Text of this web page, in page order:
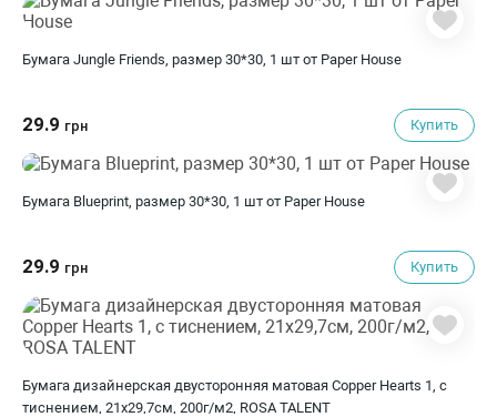
Бумага Jungle Friends, размер 30*30, 1 шт от Paper House
29.9 грн Купить
Бумага Blueprint, размер 30*30, 1 шт от Paper House
29.9 грн Купить
Бумага дизайнерская двусторонняя матовая Copper Hearts 1, с
тиснением, 21х29,7см, 200г/м2, ROSA TALENT